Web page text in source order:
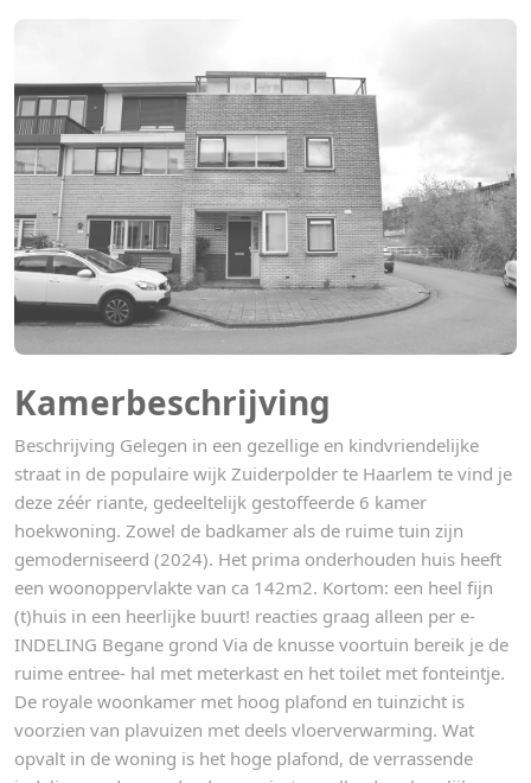
Kamerbeschrijving
Beschrijving Gelegen in een gezellige en kindvriendelijke
straat in de populaire wijk Zuiderpolder te Haarlem te vind je
deze zéér riante, gedeeltelijk gestoffeerde 6 kamer
hoekwoning. Zowel de badkamer als de ruime tuin zijn
gemoderniseerd (2024). Het prima onderhouden huis heeft
een woonoppervlakte van ca 142m2. Kortom: een heel fijn
(t)huis in een heerlijke buurt! reacties graag alleen per e-
INDELING Begane grond Via de knusse voortuin bereik je de
ruime entree- hal met meterkast en het toilet met fonteintje.
De royale woonkamer met hoog plafond en tuinzicht is
voorzien van plavuizen met deels vloerverwarming. Wat
opvalt in de woning is het hoge plafond, de verrassende